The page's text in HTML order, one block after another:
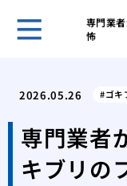
専門業
怖
2026.05.26 ゴキ
専門業者
キブリの